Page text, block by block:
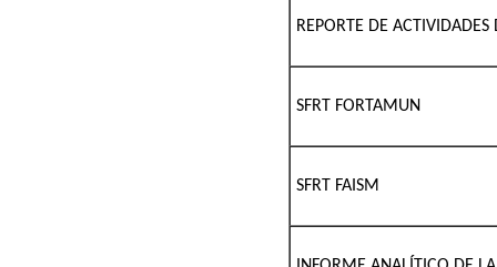
REPORTE DE ACTIVIDADES
SFRT FORTAMUN
SFRT FAISM